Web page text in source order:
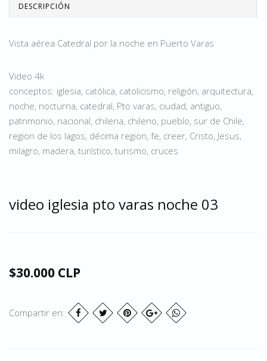
DESCRIPCIÓN
Vista aérea Catedral por la noche en Puerto Varas
Video 4k
conceptos: iglesia, católica, catolicismo, religión, arquitectura,
noche, nocturna, catedral, Pto varas, ciudad, antiguo,
patrimonio, nacional, chilena, chileno, pueblo, sur de Chile,
region de los lagos, décima region, fe, creer, Cristo, Jesus,
milagro, madera, turístico, turismo, cruces
video iglesia pto varas noche 03
$30.000 CLP
Compartir en: